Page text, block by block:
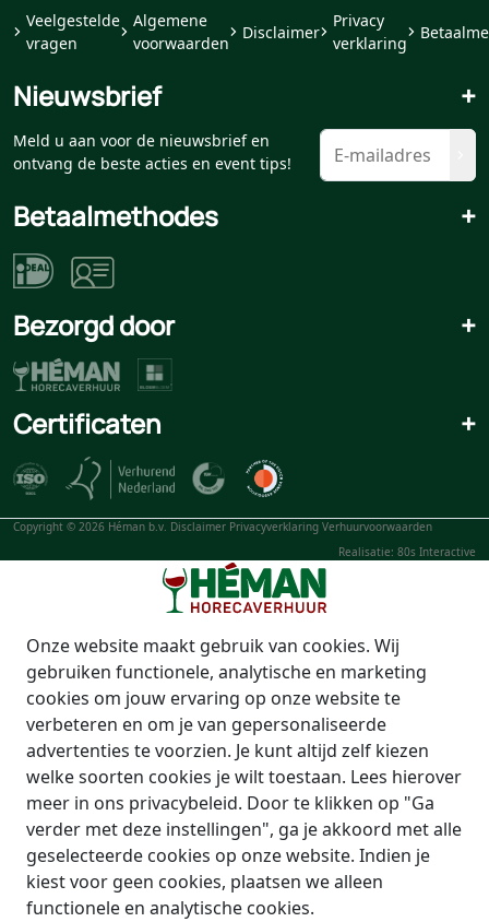
Veelgestelde
vragen
Algemene
voorwaarden
Disclaimer
Privacy
verklaring
Nieuwsbrief +
Meld u aan voor de nieuwsbrief en
ontvang de beste acties en event tips!
Betaalmethodes +
Bezorgd door +
Certificaten +
Copyright © 2026 Héman b.v. Disclaimer Privacyverklaring Verhuurvoorwaarden
Realisatie: 80s Interactive
Onze website maakt gebruik van cookies. Wij
gebruiken functionele, analytische en marketing
cookies om jouw ervaring op onze website te
verbeteren en om je van gepersonaliseerde
advertenties te voorzien. Je kunt altijd zelf kiezen
welke soorten cookies je wilt toestaan. Lees hierover
meer in ons privacybeleid. Door te klikken op "Ga
verder met deze instellingen", ga je akkoord met alle
geselecteerde cookies op onze website. Indien je
kiest voor geen cookies, plaatsen we alleen
functionele en analytische cookies.